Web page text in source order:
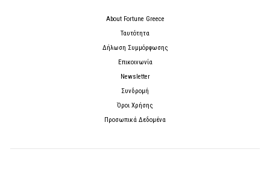
About Fortune Greece
Ταυτότητα
Δήλωση Συμμόρφωσης
Επικοινωνία
Newsletter
Συνδρομή
Όροι Χρήσης
Προσωπικά Δεδομένα